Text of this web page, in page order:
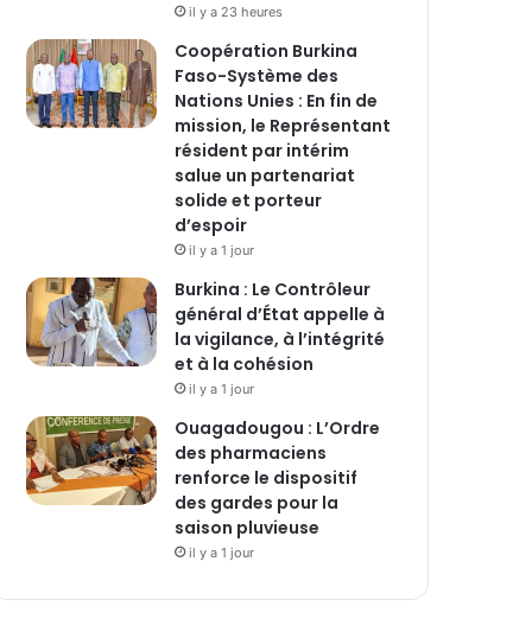
il y a 23 heures
‎Coopération Burkina
Faso-Système des
Nations Unies : En fin de
mission, le Représentant
résident par intérim
salue un partenariat
solide et porteur
d’espoir
il y a 1 jour
Burkina : Le Contrôleur
général d’État appelle à
la vigilance, à l’intégrité
et à la cohésion
il y a 1 jour
Ouagadougou : L’Ordre
des pharmaciens
renforce le dispositif
des gardes pour la
saison pluvieuse
il y a 1 jour